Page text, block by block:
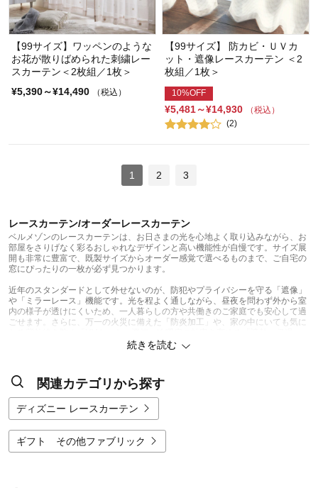
【99サイズ】ワッペンのような
お花が散りばめられた刺繍レー
スカーテン＜2枚組／1枚＞
¥5,390～¥14,490
（税込）
【99サイズ】 防カビ・ＵＶカ
ット・遮像レースカーテン ＜2
枚組／1枚＞
10%OFF
¥5,481～¥14,930
（税込）
(2)
1 2 3
レースカーテン/オーダーレースカーテン
ベルメゾンのレースカーテンは、お日さまの光を心地よく取り込みながら、お
部屋をさりげなく彩るおしゃれなデザインと高い機能性が自慢です。サイズ展
開も非常に豊富で、既製サイズからオーダー感覚で選べるものまで、ご自宅の
窓にぴったりの一枚が必ず見つかります。
近年のスタンダードとして外せないのが、防犯やプライバシーを守る「遮像」
や「ミラーレース」機能です。光を程よく通しながら、昼夜を問わず外から室
内の様子が透けにくいため、一人暮らしの方や共働きのご家庭でも安心して過
ごせます。さらに、万一の火災に備えた「防炎加工」や、家の中にいても気に
機能など、現代の暮らしに欠かせない多機能なアイテムが充実しています。光
を程よく遮ることで、西日対策や家具の日焼け防止、あるいは寝室でのまぶし
デザインのバリエーションも、ベルメゾンならではの圧倒的なラインナップで
す。使いやすいシンプルな無地調はもちろん、柔らかなとろみ素材や軽やかな
ガーゼ風、ラグジュアリーなチュールレースなど、風合いにこだわった商品が
豊富です。さらに、繊細なトルコ刺繍やスパンコール刺繍、立体的なクロッシ
ェレース柄など、窓辺を主役にする華やかなデザインも多数。北欧調のボタニ
カル柄や、ノスタルジックな風景を映し出す「エモカーテン」、さらにはディ
ズニーやミニラボといった人気キャラクター柄まで、選ぶのが楽しくなるほど
続きを読む
関連カテゴリから探す
ディズニー レースカーテン
ギフト その他ファブリック